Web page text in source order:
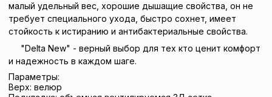
малый удельный вес, хорошие дышащие свойства, он не
требует специального ухода, быстро сохнет, имеет
стойкость к истиранию и антибактериальные свойства.
"Delta New" - верный выбор для тех кто ценит комфорт
и надежность в каждом шаге.
Параметры:
Верх: велюр